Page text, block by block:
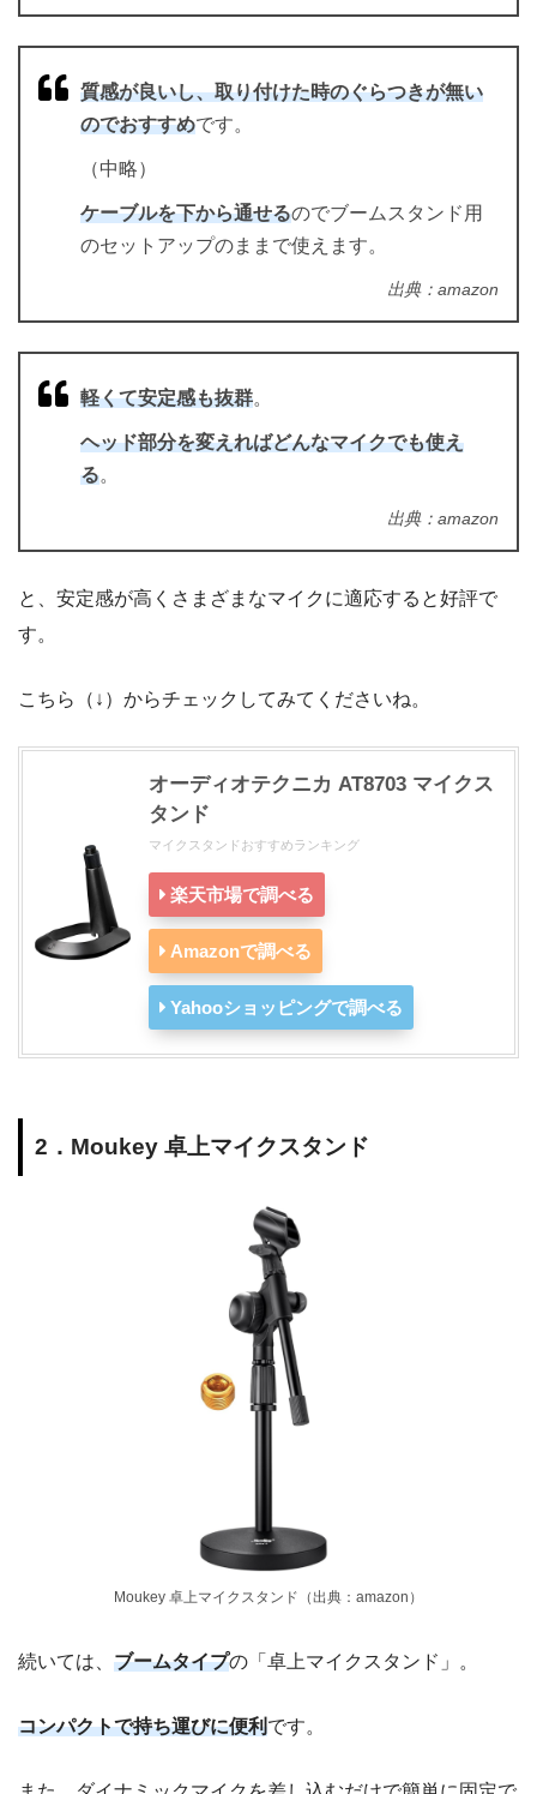
質感が良いし、取り付けた時のぐらつきが無い
のでおすすめです。
（中略）
ケーブルを下から通せるのでブームスタンド用
のセットアップのままで使えます。
出典：amazon
軽くて安定感も抜群。
ヘッド部分を変えればどんなマイクでも使え
る。
出典：amazon
と、安定感が高くさまざまなマイクに適応すると好評で
す。
こちら（↓）からチェックしてみてくださいね。
オーディオテクニカ AT8703 マイクス
タンド
マイクスタンドおすすめランキング
楽天市場で調べる
Amazonで調べる
Yahooショッピングで調べる
2．Moukey 卓上マイクスタンド
Moukey 卓上マイクスタンド（出典：amazon）
続いては、 ブームタイプの「卓上マイクスタンド」。
コンパクトで持ち運びに便利です。